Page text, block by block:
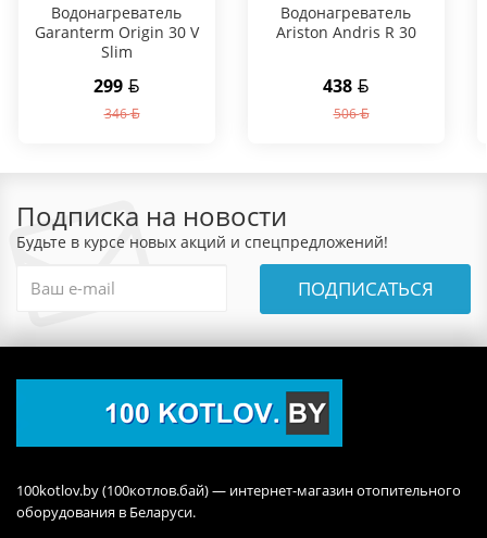
Водонагреватель
Garanterm Origin 30 V
Slim
299
346
Водонагреватель
Ariston Andris R 30
438
506
Подписка на новости
Будьте в курсе новых акций и спецпредложений!
ПОДПИСАТЬСЯ
100kotlov.by (100котлов.бай) — интернет-магазин отопительного
оборудования в Беларуси.